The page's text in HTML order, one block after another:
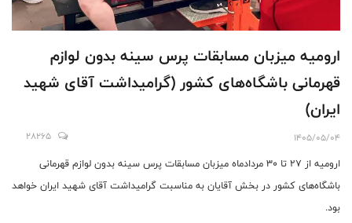
ارومیه میزبان مسابقات پرس سینه بدون لوازم
قهرمانی باشگاه‌های کشور (گرامیداشت آقای شهید
ایران)
1405/05/04
28265
ارومیه از ۲۷ تا ۳۰ مردادماه میزبان مسابقات پرس سینه بدون لوازم قهرمانی
باشگاه‌های کشور در بخش آقایان به مناسبت گرامیداشت آقای شهید ایران خواهد
بود.